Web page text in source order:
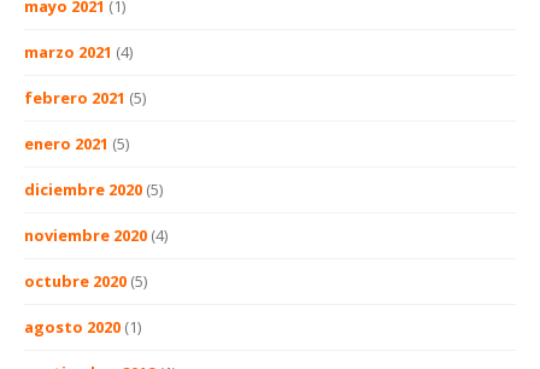
mayo 2021 (1)
marzo 2021 (4)
febrero 2021 (5)
enero 2021 (5)
diciembre 2020 (5)
noviembre 2020 (4)
octubre 2020 (5)
agosto 2020 (1)